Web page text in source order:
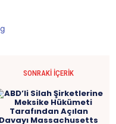
SONRAKI İÇERIK